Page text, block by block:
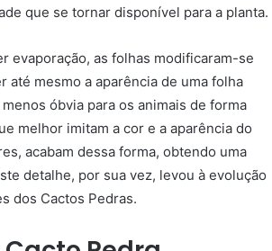
que se tornar disponível para a planta.
evaporação, as folhas modificaram-se
até mesmo a aparência de uma folha
óbvia para os animais de forma
melhor imitam a cor e a aparência do
acabam dessa forma, obtendo uma
detalhe, por sua vez, levou à evolução
dos Cactos Pedras.